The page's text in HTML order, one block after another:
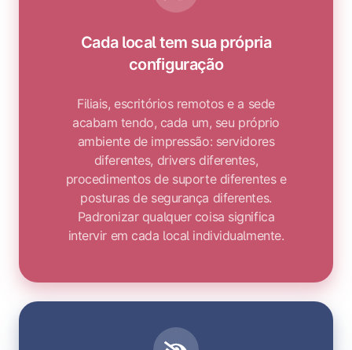
Cada local tem sua própria
configuração
Filiais, escritórios remotos e a sede
acabam tendo, cada um, seu próprio
ambiente de impressão: servidores
diferentes, drivers diferentes,
procedimentos de suporte diferentes e
posturas de segurança diferentes.
Padronizar qualquer coisa significa
intervir em cada local individualmente.